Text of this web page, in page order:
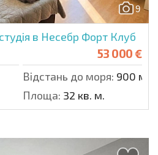
9
в Несебр Форт Клуб
53 000 €
Відстань до моря: 900 м.
Площа: 32 кв. м.